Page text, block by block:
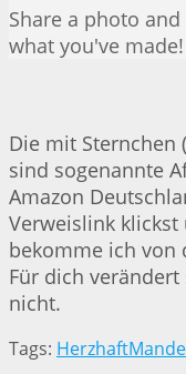
Share a photo
what you've made!
Die mit Sternchen
sind sogenannte
Amazon
Verweislink
bekomme ich von
Für dich
nicht.
Tags: Herzhaft